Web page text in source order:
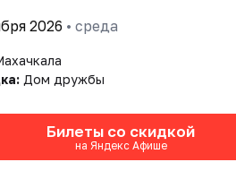
2026 • среда
Дом дружбы
Билеты со скидкой
на Яндекс Афише